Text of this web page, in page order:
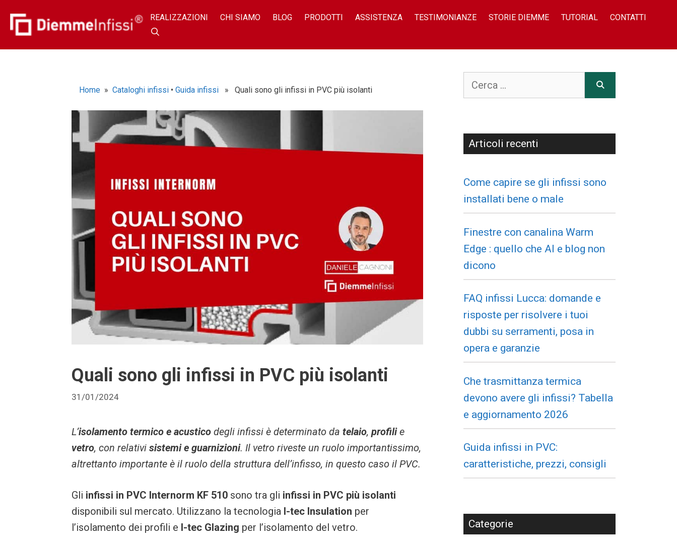
REALIZZAZIONI CHI SIAMO BLOG PRODOTTI ASSISTENZA TESTIMONIANZE STORIE DIEMME TUTORIAL CONTATTI
Home » Cataloghi infissi • Guida infissi » Quali sono gli infissi in PVC più isolanti
Quali sono gli infissi in PVC più isolanti
31/01/2024
L’isolamento termico e acustico degli infissi è determinato da telaio, profilie
vetro, con relativi sistemi e guarnizioni. Il vetro riveste un ruolo importantissimo,
altrettanto importante è il ruolo della struttura dell’infisso, in questo caso il PVC.
Gli infissi in PVC Internorm KF 510 sono tra gli infissi in PVC più isolanti
disponibili sul mercato. Utilizzano la tecnologia I-tec Insulation per
l’isolamento dei profili e I-tec Glazing per l’isolamento del vetro.
Articoli recenti
Come capire se gli infissi sono
installati bene o male
Finestre con canalina Warm
Edge : quello che AI e blog non
dicono
FAQ infissi Lucca: domande e
risposte per risolvere i tuoi
dubbi su serramenti, posa in
opera e garanzie
Che trasmittanza termica
devono avere gli infissi? Tabella
e aggiornamento 2026
Guida infissi in PVC:
caratteristiche, prezzi, consigli
Categorie